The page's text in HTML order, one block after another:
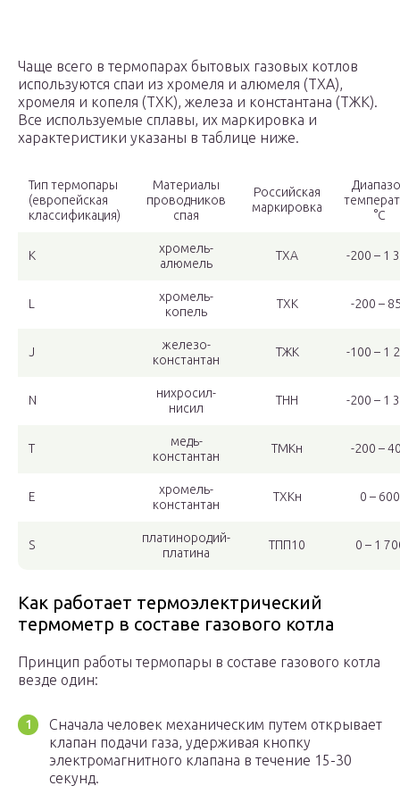
Чаще всего в термопарах бытовых газовых котлов
используются спаи из хромеля и алюмеля (ТХА),
хромеля и копеля (ТХК), железа и константана (ТЖК).
Все используемые сплавы, их маркировка и
характеристики указаны в таблице ниже.
Тип термопары
(европейская
классификация)
Материалы
проводников
спая
Российская
маркировка
°C
K
хромель-
алюмель
ТХА -200 – 1
L
хромель-
копель
ТХК -200 –
J
железо-
константан
ТЖК -100 – 1
N
нихросил-
нисил
ТНН -200 – 1
T
медь-
константан
ТМКн -200 –
E
хромель-
константан
ТХКн 0 – 600
S
платинородий-
платина
ТПП10 0 – 1
Как работает термоэлектрический
термометр в составе газового котла
Принцип работы термопары в составе газового котла
везде один:
Сначала человек механическим путем открывает
клапан подачи газа, удерживая кнопку
электромагнитного клапана в течение 15-30
секунд.